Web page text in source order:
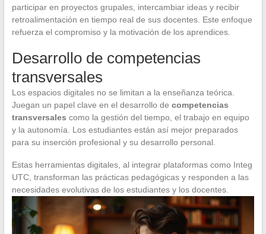
participar en proyectos grupales, intercambiar ideas y recibir
retroalimentación en tiempo real de sus docentes. Este enfoque
refuerza el compromiso y la motivación de los aprendices.
Desarrollo de competencias
transversales
Los espacios digitales no se limitan a la enseñanza teórica.
Juegan un papel clave en el desarrollo de competencias
transversales como la gestión del tiempo, el trabajo en equipo
y la autonomía. Los estudiantes están así mejor preparados
para su inserción profesional y su desarrollo personal.
Estas herramientas digitales, al integrar plataformas como Integ
UTC, transforman las prácticas pedagógicas y responden a las
necesidades evolutivas de los estudiantes y los docentes.